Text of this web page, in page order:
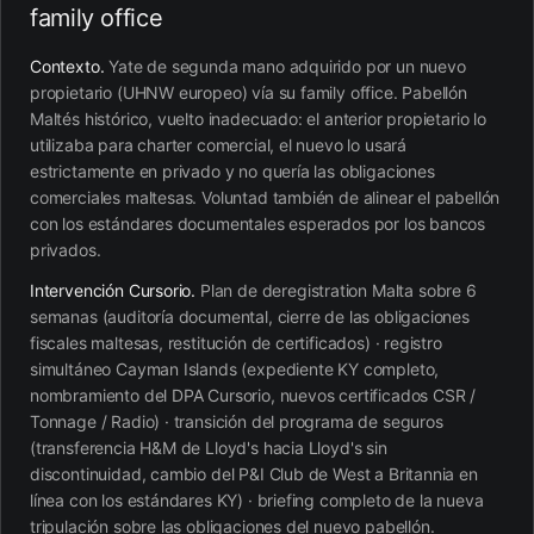
family office
Contexto. Yate de segunda mano adquirido por un nuevo
propietario (UHNW europeo) vía su family office. Pabellón
Maltés histórico, vuelto inadecuado: el anterior propietario lo
utilizaba para charter comercial, el nuevo lo usará
estrictamente en privado y no quería las obligaciones
comerciales maltesas. Voluntad también de alinear el pabellón
con los estándares documentales esperados por los bancos
privados.
Intervención Cursorio. Plan de deregistration Malta sobre 6
semanas (auditoría documental, cierre de las obligaciones
fiscales maltesas, restitución de certificados) · registro
simultáneo Cayman Islands (expediente KY completo,
nombramiento del DPA Cursorio, nuevos certificados CSR /
Tonnage / Radio) · transición del programa de seguros
(transferencia H&M de Lloyd's hacia Lloyd's sin
discontinuidad, cambio del P&I Club de West a Britannia en
línea con los estándares KY) · briefing completo de la nueva
tripulación sobre las obligaciones del nuevo pabellón.